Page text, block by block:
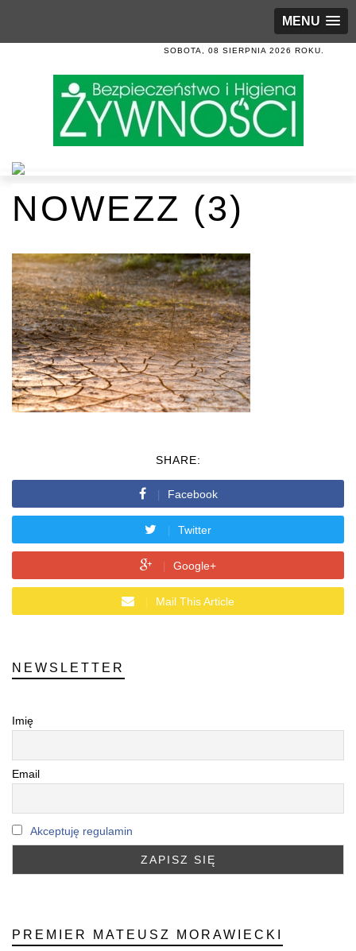
MENU
SOBOTA, 08 SIERPNIA 2026 ROKU.
NOWEZZ (3)
SHARE:
Facebook
Twitter
Google+
Mail This Article
NEWSLETTER
Imię
Email
Akceptuję regulamin
PREMIER MATEUSZ MORAWIECKI